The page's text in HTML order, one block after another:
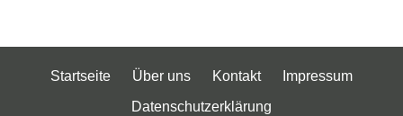
Startseite Über uns Kontakt
Impressum
Datenschutzerklärung